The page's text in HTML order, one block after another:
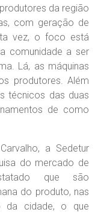
da região
com geração de
vez, o foco está
comunidade a ser
Lá, as máquinas
produtores. Além
técnicos das duas
de como
a Sedetur
do mercado de
que são
do produto, nas
da cidade, o que